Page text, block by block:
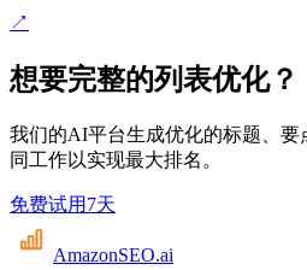
↗
想要完整的列表优化？
我们的AI平台生成优化的标题、要
同工作以实现最大排名。
免费试用7天
AmazonSEO.ai